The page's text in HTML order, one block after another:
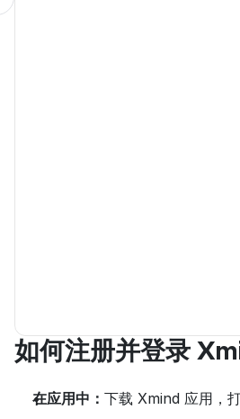
如何注册并登录
在应用中： 下载 Xmind 应用，